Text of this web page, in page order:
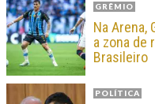
GRÊMIO
Na Arena,
a zona de
Brasileiro
POLÍTICA